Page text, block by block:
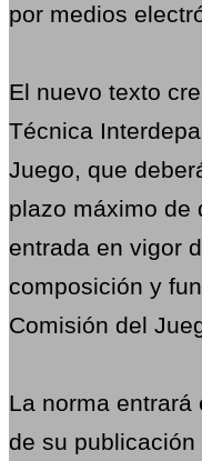
por medios
El nuevo texto
Técnica
Juego, que
plazo máximo de
entrada en vigor
composición y
Comisión del
La norma
de su